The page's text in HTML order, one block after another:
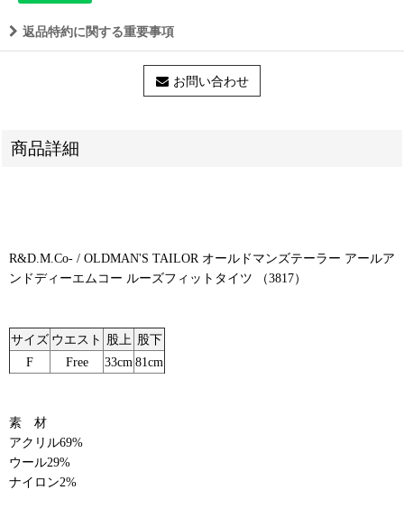
返品特約に関する重要事項
お問い合わせ
商品詳細
R&D.M.Co- / OLDMAN'S TAILOR オールドマンズテーラー アールア
ンドディーエムコー ルーズフィットタイツ （3817）
サイズ ウエスト 股上 股下
F
Free 33cm 81cm
素 材
アクリル69%
ウール29%
ナイロン2%